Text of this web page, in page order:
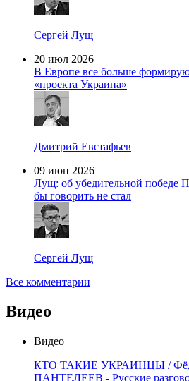
Сергей Лущ
20 июл 2026
В Европе все больше
«проекта Украина»
Дмитрий Евстафьев
09 июн 2026
Лущ: об убедительной победе
бы говорить не стал
Сергей Лущ
Все комментарии
Видео
Видео
КТО ТАКИЕ УКРАИНЦЫ /
ПАНТЕЛЕЕВ - Русские